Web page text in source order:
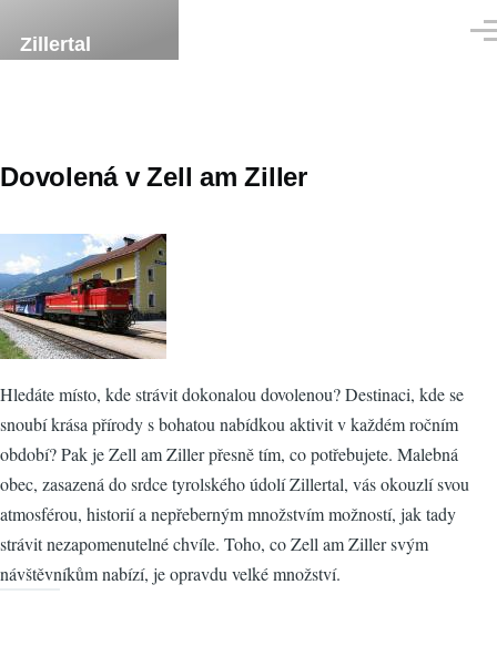
Zillertal
Dovolená v Zell am Ziller
Hledáte místo, kde strávit dokonalou dovolenou? Destinaci, kde se
snoubí krása přírody s bohatou nabídkou aktivit v každém ročním
období? Pak je Zell am Ziller přesně tím, co potřebujete. Malebná
obec, zasazená do srdce tyrolského údolí Zillertal, vás okouzlí svou
atmosférou, historií a nepřeberným množstvím možností, jak tady
strávit nezapomenutelné chvíle. Toho, co Zell am Ziller svým
návštěvníkům nabízí, je opravdu velké množství.